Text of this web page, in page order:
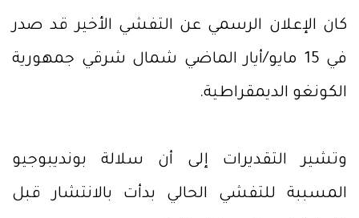
كان الإعلان الرسمي عن التفشي الأخير قد صدر
في 15 مايو/أيار الماضي شمال شرقي جمهورية
الكونغو الديمقراطية.
وتشير التقديرات إلى أن سلالة بونديبوجيو
المسببة للتفشي الحالي بدأت بالانتشار قبل